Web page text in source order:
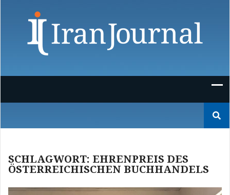
nach:
SCHLAGWORT: EHRENPREIS DES
ÖSTERREICHISCHEN BUCHHANDELS